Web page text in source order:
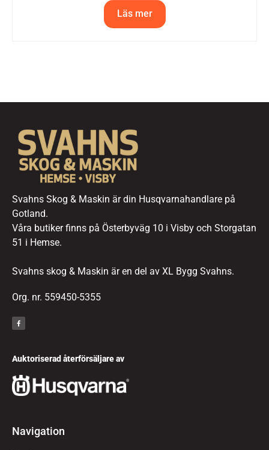
Läs mer
Svahns Skog & Maskin är din Husqvarnahandlare på
Gotland.
Våra butiker finns på Österbyväg 10 i Visby och Storgatan
51 i Hemse.
Svahns skog & Maskin är en del av XL Bygg Svahns.
Org. nr. 559450-5355
Auktoriserad återförsäljare av
Navigation